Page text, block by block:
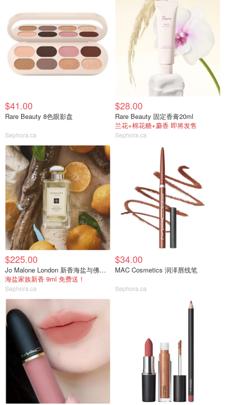
$41.00
Rare Beauty 8色眼影盘
Sephora.ca
$28.00
Rare Beauty 固定香膏20ml
兰花+棉花糖+麝香 即将发售
Sephora.ca
$225.00
Jo Malone London 新香海盐与佛手柑
海盐家族新香 9ml 免费送！
Sephora.ca
$34.00
MAC Cosmetics 润泽唇线笔
Sephora.ca